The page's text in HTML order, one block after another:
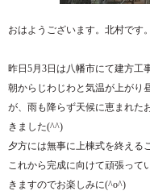
おはようございます。北村です。
昨日5月3日は八幡市にて建方工
朝からじわじわと気温が上がり
が、雨も降らず天候に恵まれた
きました(^^)
夕方には無事に上棟式を終える
これから完成に向けて頑張って
きますのでお楽しみに(^o^)